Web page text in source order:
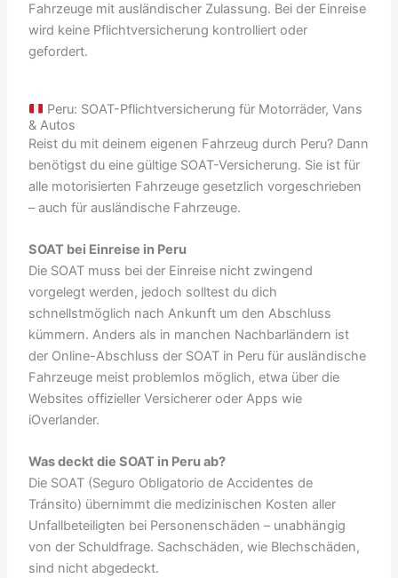
Fahrzeuge mit ausländischer Zulassung. Bei der Einreise
wird keine Pflichtversicherung kontrolliert oder
gefordert.
Peru: SOAT-Pflichtversicherung für Motorräder, Vans
& Autos
Reist du mit deinem eigenen Fahrzeug durch Peru? Dann
benötigst du eine gültige SOAT-Versicherung. Sie ist für
alle motorisierten Fahrzeuge gesetzlich vorgeschrieben
– auch für ausländische Fahrzeuge.
SOAT bei Einreise in Peru
Die SOAT muss bei der Einreise nicht zwingend
vorgelegt werden, jedoch solltest du dich
schnellstmöglich nach Ankunft um den Abschluss
kümmern. Anders als in manchen Nachbarländern ist
der Online-Abschluss der SOAT in Peru für ausländische
Fahrzeuge meist problemlos möglich, etwa über die
Websites offizieller Versicherer oder Apps wie
iOverlander.
Was deckt die SOAT in Peru ab?
Die SOAT (Seguro Obligatorio de Accidentes de
Tránsito) übernimmt die medizinischen Kosten aller
Unfallbeteiligten bei Personenschäden – unabhängig
von der Schuldfrage. Sachschäden, wie Blechschäden,
sind nicht abgedeckt.